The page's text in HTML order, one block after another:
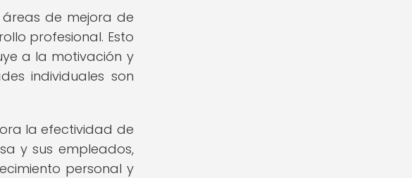
de mejora de
profesional. Esto
a la motivación y
individuales son
la efectividad de
y sus empleados,
personal y